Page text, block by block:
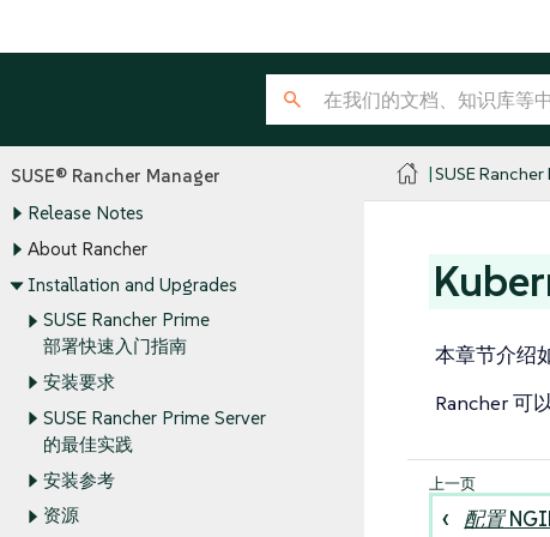
SUSE® Rancher Manager
Release Notes
About Rancher
Installation and Upgrades
SUSE Rancher Prime
部署快速入门指南
安装要求
SUSE Rancher Prime Server
的最佳实践
安装参考
资源
SUSE
本章节介绍
Rancher 可
配置